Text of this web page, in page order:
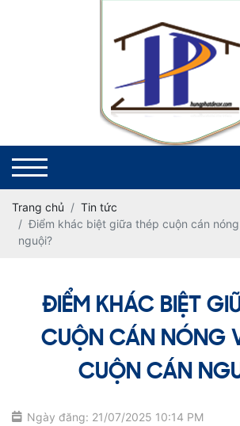
Trang chủ
Tin tức
Điểm khác biệt giữa thép cuộn cán
nguội?
ĐIỂM KHÁC BIỆT
CUỘN CÁN NÓNG
CUỘN CÁN
Ngày đăng: 21/07/2025 10:14 PM